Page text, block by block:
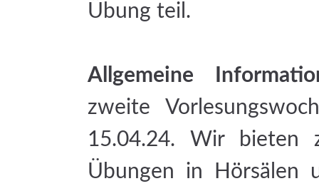
Übung teil.
Allgemeine
zweite
15.04.24. Wir bieten
Übungen in Hörsälen